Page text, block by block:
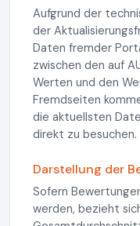
Aufgrund der
der
Daten fremder
zwischen den auf
Werten und den
Fremdseiten
die aktuellsten
direkt zu besuchen.
Darstellung der
Sofern
werden, bezieht